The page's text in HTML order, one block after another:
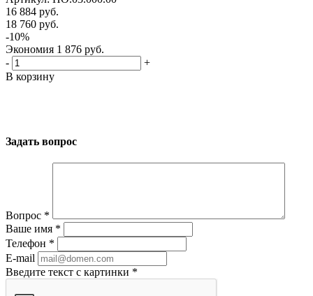
16 884 руб.
18 760 руб.
-10%
Экономия 1 876 руб.
-
+
В корзину
Задать вопрос
Вопрос *
Ваше имя *
Телефон *
E-mail
Введите текст с картинки *